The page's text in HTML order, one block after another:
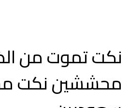
نكت تموت من
محششين نكت